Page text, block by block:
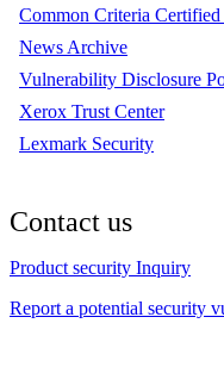
Common Criteria Certified
News Archive
Vulnerability Disclosure
Xerox Trust Center
Lexmark Security
Contact us
Product security Inquiry
Report a potential security